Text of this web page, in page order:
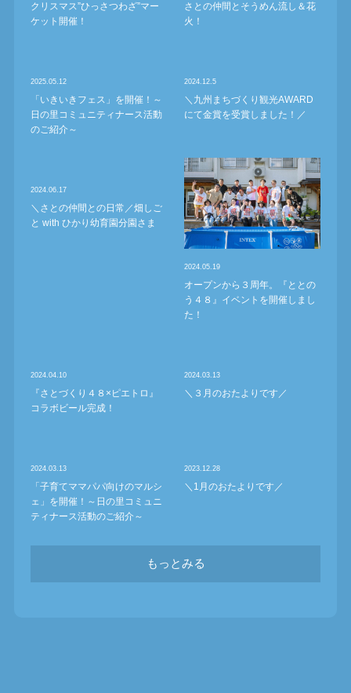
クリスマス”ひっさつわざ”マー
ケット開催！
さとの仲間とそうめん流し＆花
火！
2025.05.12
「いきいきフェス」を開催！～
日の里コミュニティナース活動
のご紹介～
2024.12.5
＼九州まちづくり観光AWARD
にて金賞を受賞しました！／
2024.06.17
＼さとの仲間との日常／畑しご
と with ひかり幼育園分園さま
2024.05.19
オープンから３周年。『ととの
う４８』イベントを開催しまし
た！
2024.04.10
『さとづくり４８×ピエトロ』
コラボビール完成！
2024.03.13
＼３月のおたよりです／
2024.03.13
「子育てママパパ向けのマルシ
ェ」を開催！～日の里コミュニ
ティナース活動のご紹介～
2023.12.28
＼1月のおたよりです／
もっとみる